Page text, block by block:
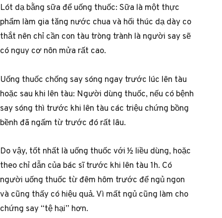
Lót dạ bằng sữa để uống thuốc: Sữa là một thực
phẩm làm gia tăng nước chua và hối thúc dạ dày co
thắt nên chỉ cần con tàu tròng trành là người say sẽ
có nguy cơ nôn mửa rất cao.
Uống thuốc chống say sóng ngay trước lúc lên tàu
hoặc sau khi lên tàu: Người dùng thuốc, nếu có bệnh
say sóng thì trước khi lên tàu các triệu chứng bồng
bềnh đã ngấm từ trước đó rất lâu.
Do vậy, tốt nhất là uống thuốc với ½ liều dùng, hoặc
theo chỉ dẫn của bác sĩ trước khi lên tàu 1h. Có
người uống thuốc từ đêm hôm trước để ngủ ngon
và cũng thấy có hiệu quả. Vì mất ngủ cũng làm cho
chứng say “tệ hại” hơn.